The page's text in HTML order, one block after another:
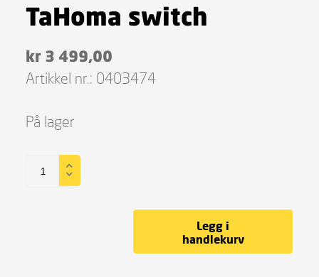
TaHoma switch
kr 3 499,00
Artikkel nr.: 0403474
På lager
Legg i
handlekurv